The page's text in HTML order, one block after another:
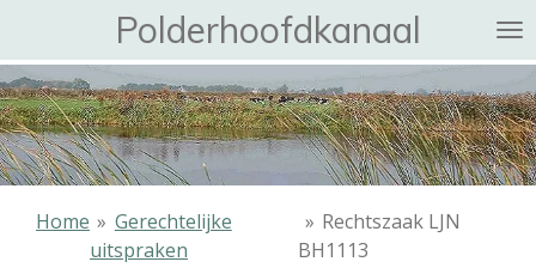
naar
de
hoofdinhoud
Polderhoofdkanaal
Home » Gerechtelijke
uitspraken
» Rechtszaak LJN
BH1113